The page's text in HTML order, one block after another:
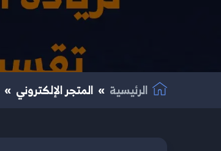
الرئيسية المتجر الإلكتروني